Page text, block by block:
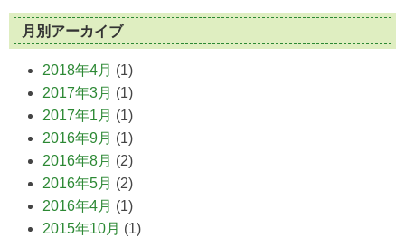
月別アーカイブ
2018年4月 (1)
2017年3月 (1)
2017年1月 (1)
2016年9月 (1)
2016年8月 (2)
2016年5月 (2)
2016年4月 (1)
2015年10月 (1)